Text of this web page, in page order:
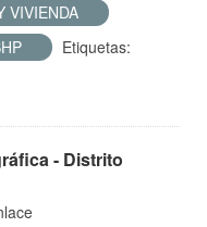
VIVIENDA
Etiquetas:
- Distrito